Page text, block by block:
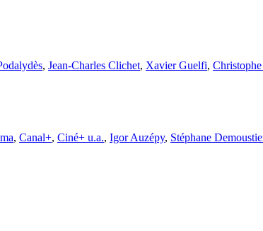
, Jean-Charles Clichet, Xavier Guelfi,
, Canal+, Ciné+ u.a., Igor Auzépy, Stéphane